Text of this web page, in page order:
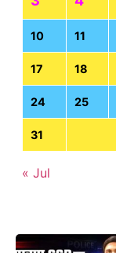
10 11
17 18
24 25
31
« Jul